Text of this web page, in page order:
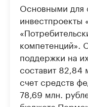
Основными для
инвестпроекты
компетенций».
поддержки на
составит 82,84
счет средств
78,69 млн.